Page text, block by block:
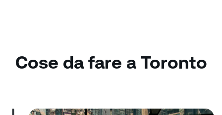
Cose da fare a Toronto